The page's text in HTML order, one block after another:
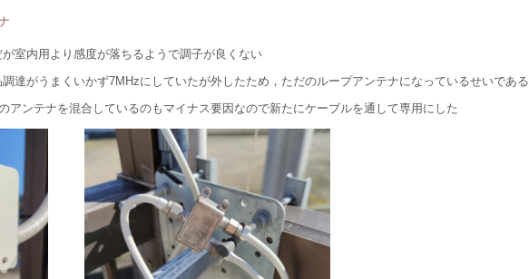
室内用より感度が落ちるようで調子が良くない
達がうまくいかず7MHzにしていたが外したため，ただのループアンテナになっているせいである
アンテナを混合しているのもマイナス要因なので新たにケーブルを通して専用にした